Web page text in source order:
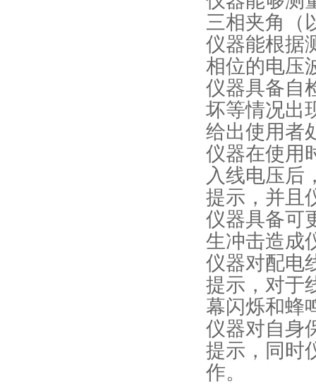
三相夹角（
仪器能根据
相位的电压
仪器具备自
坏等情况出
给出使用者
仪器在使用
入线电压后
提示，并且
仪器具备可
生冲击造成
仪器对配电
提示，对于
幕闪烁和蜂
仪器对自身
提示，同时
作。